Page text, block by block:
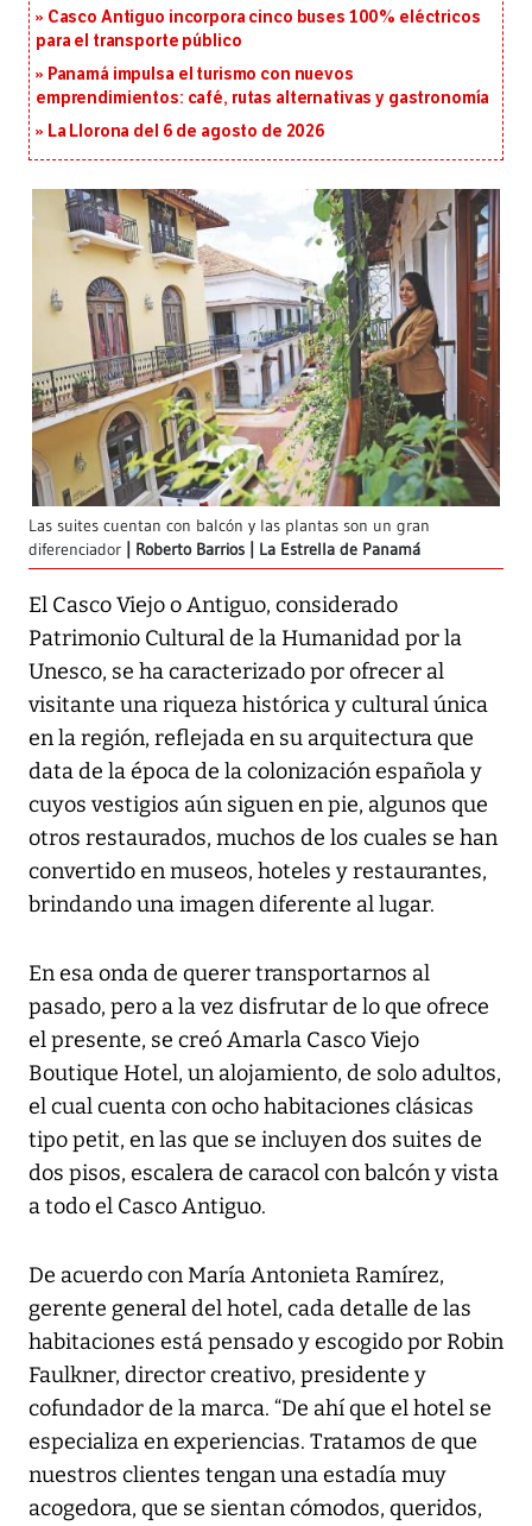
Casco Antiguo incorpora cinco buses 100% eléctricos
para el transporte público
Panamá impulsa el turismo con nuevos
emprendimientos: café, rutas alternativas y gastronomía
La Llorona del 6 de agosto de 2026
Las suites cuentan con balcón y las plantas son un gran
diferenciador
Roberto Barrios | La Estrella de Panamá
El Casco Viejo o Antiguo, considerado
Patrimonio Cultural de la Humanidad por la
Unesco, se ha caracterizado por ofrecer al
visitante una riqueza histórica y cultural única
en la región, reflejada en su arquitectura que
data de la época de la colonización española y
cuyos vestigios aún siguen en pie, algunos que
otros restaurados, muchos de los cuales se han
convertido en museos, hoteles y restaurantes,
brindando una imagen diferente al lugar.
En esa onda de querer transportarnos al
pasado, pero a la vez disfrutar de lo que ofrece
el presente, se creó Amarla Casco Viejo
Boutique Hotel, un alojamiento, de solo adultos,
el cual cuenta con ocho habitaciones clásicas
tipo petit, en las que se incluyen dos suites de
dos pisos, escalera de caracol con balcón y vista
a todo el Casco Antiguo.
De acuerdo con María Antonieta Ramírez,
gerente general del hotel, cada detalle de las
habitaciones está pensado y escogido por Robin
Faulkner, director creativo, presidente y
cofundador de la marca. “De ahí que el hotel se
especializa en experiencias. Tratamos de que
nuestros clientes tengan una estadía muy
acogedora, que se sientan cómodos, queridos,